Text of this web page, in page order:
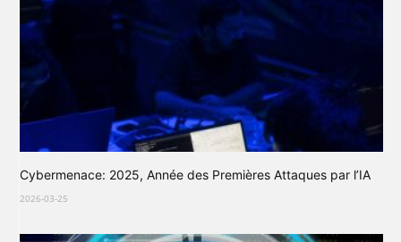
Cybermenace: 2025, Année des Premières Attaques par l’IA
2026-03-25